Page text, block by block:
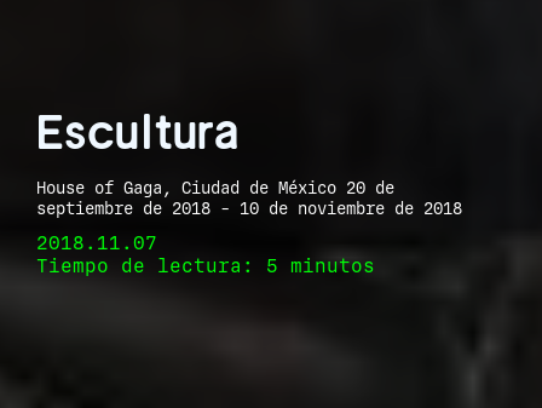
Escultura
House of Gaga, Ciudad de México 20 de
septiembre de 2018 - 10 de noviembre de 2018
2018.11.07
Tiempo de lectura: 5 minutos